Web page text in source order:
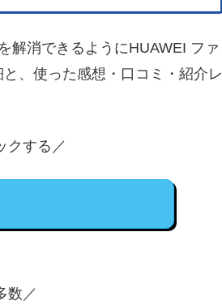
解消できるようにHUAWEI ファ
、使った感想・口コミ・紹介レ
クする／
数／